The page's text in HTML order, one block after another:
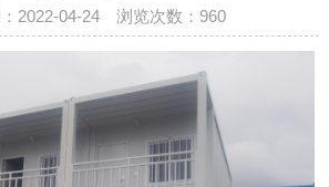
2022-04-24 浏览次数： 960